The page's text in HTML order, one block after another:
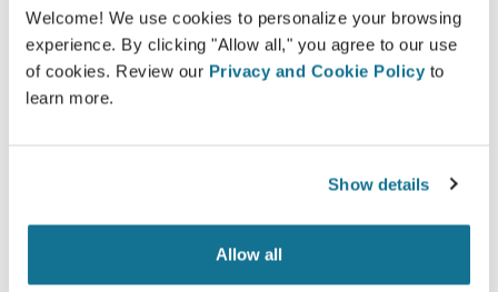
Welcome! We use cookies to personalize your browsing
experience. By clicking "Allow all," you agree to our use
of cookies. Review our Privacy and Cookie Policy to
learn more.
Show details
Allow all
procedimientos sobre la base de una simulación
en 3D de su propio cuerpo.
Estar involucrado en el proceso de decisión
ayuda a los pacientes a tomar la decisión
adecuada.